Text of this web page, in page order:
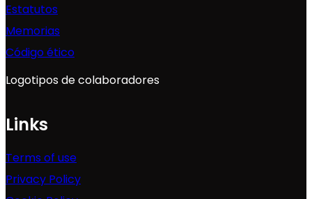
Estatutos
Memorias
Código ético
Logotipos de colaboradores
Links
Terms of use
Privacy Policy